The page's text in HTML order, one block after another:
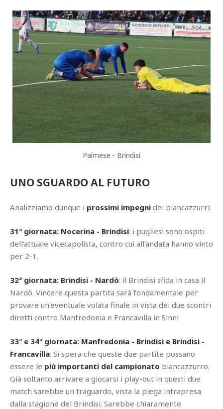
Palmese - Brindisi
UNO SGUARDO AL FUTURO
Analizziamo dunque i prossimi impegni dei biancazzurri:
31ª giornata: Nocerina - Brindisi: i pugliesi sono ospiti
dell'attuale vicecapolista, contro cui all'andata hanno vinto
per 2-1.
32ª giornata: Brindisi - Nardò: il Brindisi sfida in casa il
Nardò. Vincere questa partita sarà fondamentale per
provare un'eventuale volata finale in vista dei due scontri
diretti contro Manfredonia e Francavilla in Sinni
33ª e 34ª giornata: Manfredonia - Brindisi e Brindisi -
Francavilla: Si spera che queste due partite possano
essere le più importanti del campionato biancazzurro.
Già soltanto arrivare a giocarsi i play-out in questi due
match sarebbe un traguardo, vista la piega intrapresa
dalla stagione del Brindisi. Sarebbe chiaramente